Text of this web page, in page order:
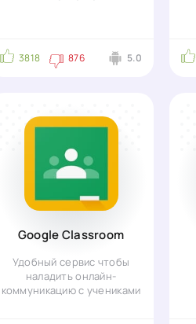
3818 876 5.0
Google Classroom
Удобный сервис чтобы
наладить онлайн-
коммуникацию с учениками